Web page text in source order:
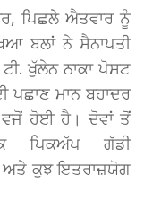
ਪਿਛਲੇ ਐਤਵਾਰ ਨੂੰ
ਬਲਾਂ ਨੇ ਸੈਨਾਪਤੀ
ਖੁੱਲੇਨ ਨਾਕਾ ਪੋਸਟ
ਪਛਾਣ ਮਾਨ ਬਹਾਦਰ
ਵਜੋਂ ਹੋਈ ਹੈ। ਦੋਵਾਂ ਤੋਂ
ਪਿਕਅੱਪ ਗੱਡੀ
ਅਤੇ ਕੁਝ ਇਤਰਾਜ਼ਯੋਗ